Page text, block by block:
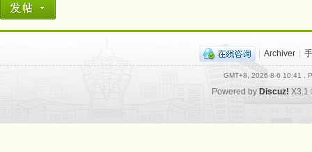
网
| Archiver |
GMT+8, 2026-8-6 10:41 ,
Powered by Discuz! X3.1